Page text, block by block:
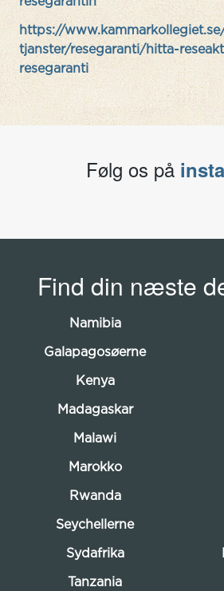
https://
tjanster/resegaranti/hitta-
resegaranti
Følg os på
Find din næste
Namibia
Galapagosøerne
Kenya
Madagaskar
Malawi
Marokko
Rwanda
Seychellerne
Sydafrika
Tanzania